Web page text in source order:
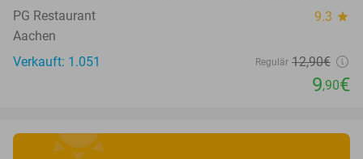
PG Restaurant 9.3 star
Aachen
Verkauft: 1.051
Regulär 12,90€
9,90€